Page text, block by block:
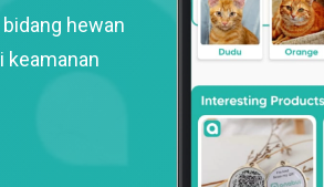
hewan
keamanan